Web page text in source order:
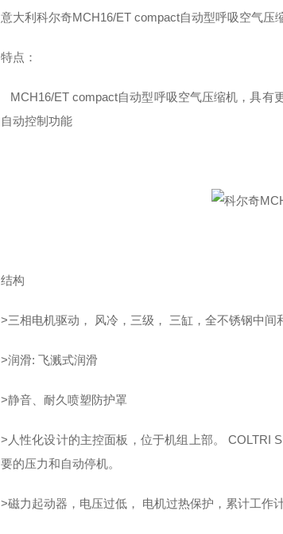
意大利科尔奇MCH16/ET compact自动型呼吸空气压
特点：
MCH16/ET compact自动型呼吸空气压缩机，具有
自动控制功能
结构
>三相电机驱动， 风冷，三级， 三缸，全不锈钢中间
>润滑: 飞溅式润滑
>静音、耐久喷塑防护罩
>人性化设计的主控面板，位于机组上部。 COLTRI
要的压力和自动停机。
>磁力起动器，电压过低， 电机过热保护，累计工作